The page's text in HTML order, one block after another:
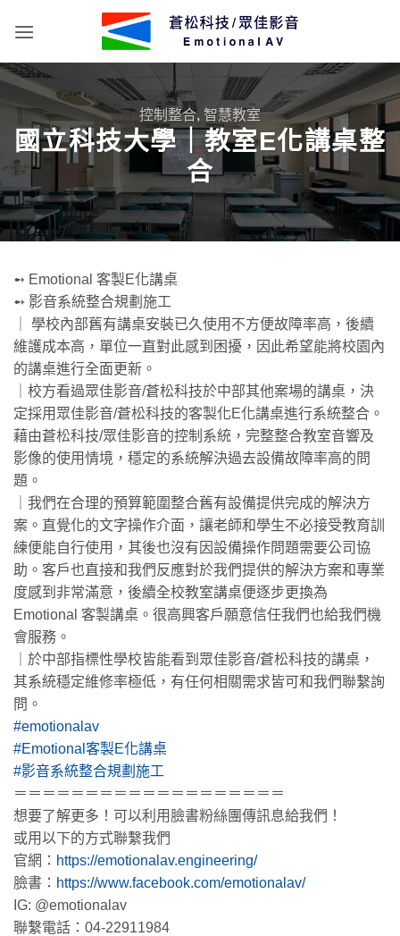
控制整合, 智慧教室
國立科技大學｜教室E化講桌整
合
➻ Emotional 客製E化講桌
➻ 影音系統整合規劃施工
｜ 學校內部舊有講桌安裝已久使用不方便故障率高，後續
維護成本高，單位一直對此感到困擾，因此希望能將校園內
的講桌進行全面更新。
｜校方看過眾佳影音/蒼松科技於中部其他案場的講桌，決
定採用眾佳影音/蒼松科技的客製化E化講桌進行系統整合。
藉由蒼松科技/眾佳影音的控制系統，完整整合教室音響及
影像的使用情境，穩定的系統解決過去設備故障率高的問
題。
｜我們在合理的預算範圍整合舊有設備提供完成的解決方
案。直覺化的文字操作介面，讓老師和學生不必接受教育訓
練便能自行使用，其後也沒有因設備操作問題需要公司協
助。客戶也直接和我們反應對於我們提供的解決方案和專業
度感到非常滿意，後續全校教室講桌便逐步更換為
Emotional 客製講桌。很高興客戶願意信任我們也給我們機
會服務。
｜於中部指標性學校皆能看到眾佳影音/蒼松科技的講桌，
其系統穩定維修率極低，有任何相關需求皆可和我們聯繫詢
問。
#emotionalav
#Emotional客製E化講桌
#影音系統整合規劃施工
＝＝＝＝＝＝＝＝＝＝＝＝＝＝＝＝＝＝＝
想要了解更多！可以利用臉書粉絲團傳訊息給我們！
或用以下的方式聯繫我們
官網： https://emotionalav.engineering/
臉書： https://www.facebook.com/emotionalav/
IG: @emotionalav
聯繫電話：04-22911984